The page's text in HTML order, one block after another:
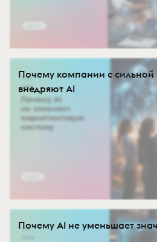
Почему компании с сильной
внедряют AI
Почему AI не уменьшает